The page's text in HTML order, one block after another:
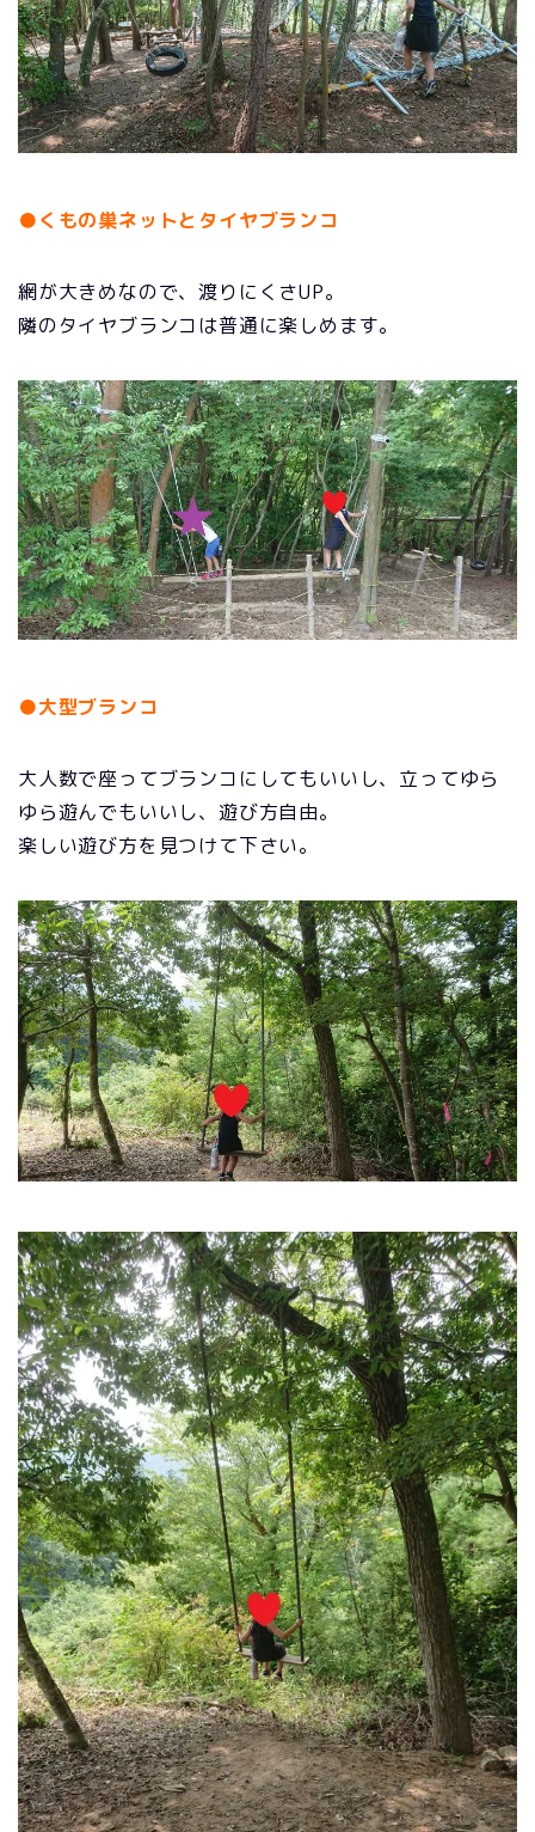
●くもの巣ネットとタイヤブランコ
網が大きめなので、渡りにくさUP。
隣のタイヤブランコは普通に楽しめます。
●大型ブランコ
大人数で座ってブランコにしてもいいし、立ってゆら
ゆら遊んでもいいし、遊び方自由。
楽しい遊び方を見つけて下さい。